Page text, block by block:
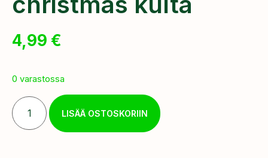
4,99 €
0 varastossa
LISÄÄ OSTOSKORIIN